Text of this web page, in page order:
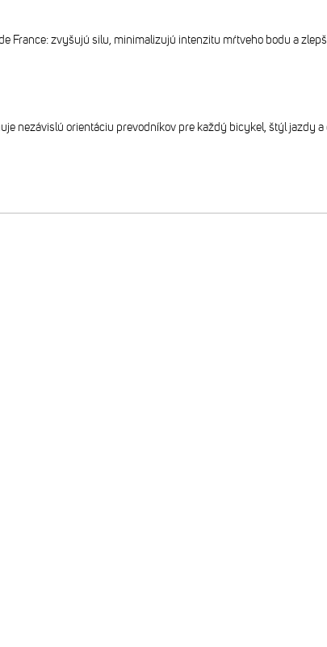
France: zvyšujú silu, minimalizujú intenzitu mŕtveho bodu a
nezávislú orientáciu prevodníkov pre každý bicykel, štýl jazdy